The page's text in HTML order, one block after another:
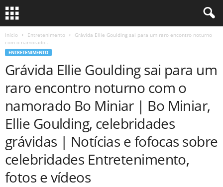
Início Entretenimento
Grávida Ellie Goulding sai para um raro encontro noturno
com o namorado...
ENTRETENIMENTO
Grávida Ellie Goulding sai para um
raro encontro noturno com o
namorado Bo Miniar | Bo Miniar,
Ellie Goulding, celebridades
grávidas | Notícias e fofocas sobre
celebridades Entretenimento,
fotos e vídeos